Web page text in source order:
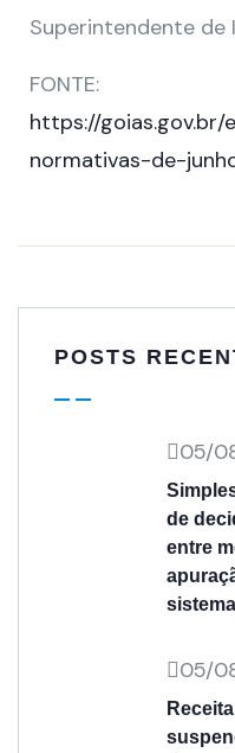
Superintendente de
FONTE:
https://
normativas-de-
POSTS
05/
de
entre
sistema
05/